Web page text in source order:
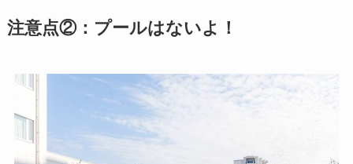
注意点②：プールはないよ！